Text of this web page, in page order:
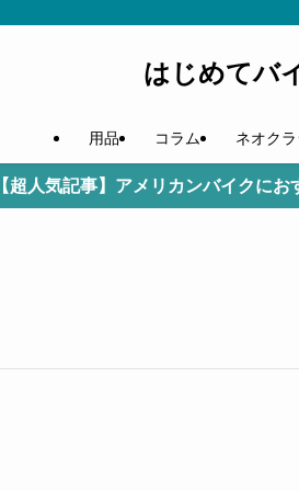
はじめてバ
用品 コラム ネオク
【超人気記事】アメリカンバイクに